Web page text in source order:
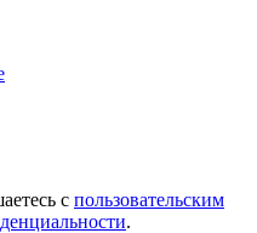
с пользовательским
.